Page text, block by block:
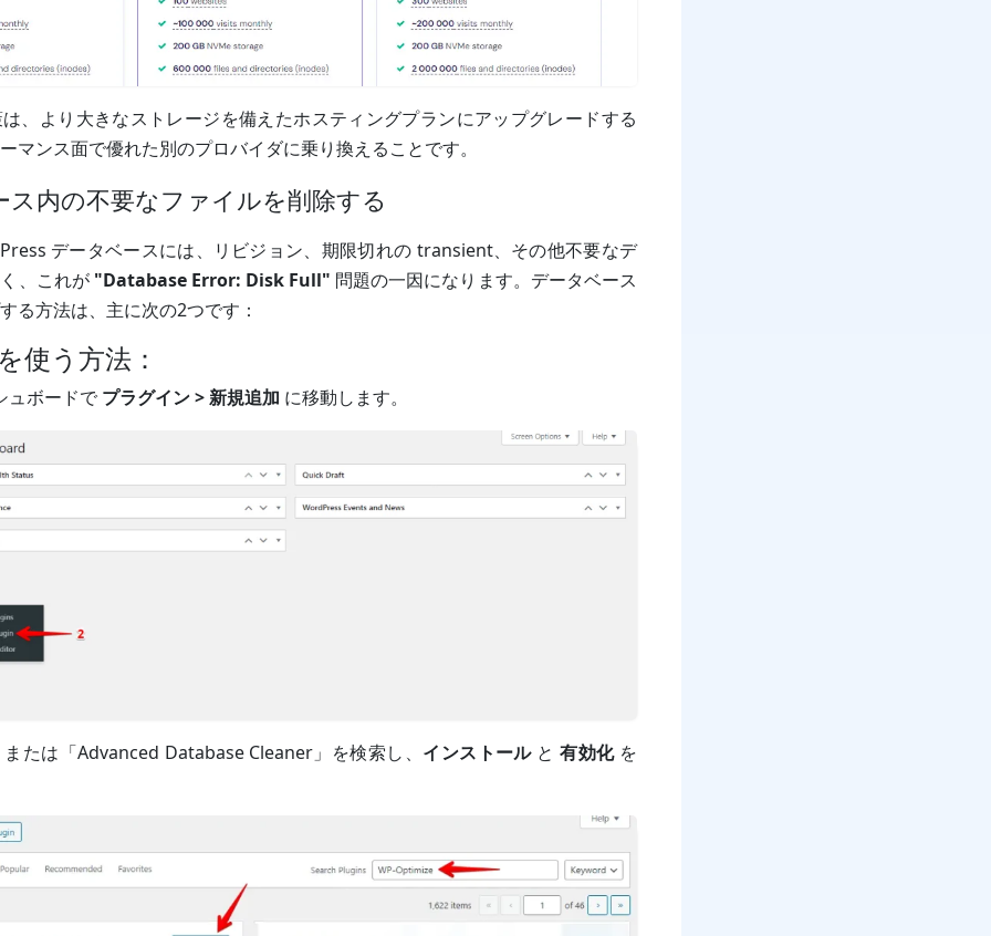
、より大きなストレージを備えたホスティングプランにアップグレードする
マンス面で優れた別のプロバイダに乗り換えることです。
ス内の不要なファイルを削除する
データベースには、リビジョン、期限切れの transient、その他不要なデ
、これが "Database Error: Disk Full" 問題の一因になります。データベース
る方法は、主に次の2つです：
使う方法：
ュボードで プラグイン > 新規追加 に移動します。
たは「Advanced Database Cleaner」を検索し、 インストールと有効化を